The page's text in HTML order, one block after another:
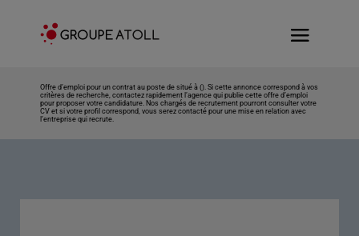
Offre d’emploi pour un contrat au poste de situé à (). Si cette annonce correspond à vos
critères de recherche, contactez rapidement l’agence qui publie cette offre d’emploi
pour proposer votre candidature. Nos chargés de recrutement pourront consulter votre
CV et si votre profil correspond, vous serez contacté pour une mise en relation avec
l’entreprise qui recrute.